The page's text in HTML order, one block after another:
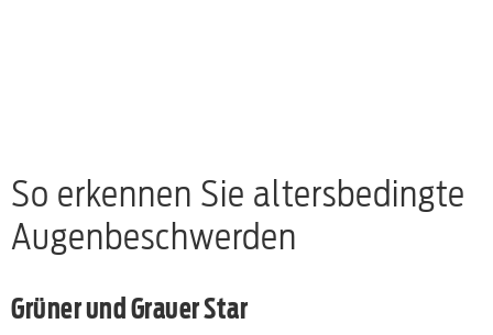
So erkennen Sie altersbedingte
Augenbeschwerden
Grüner und Grauer Star